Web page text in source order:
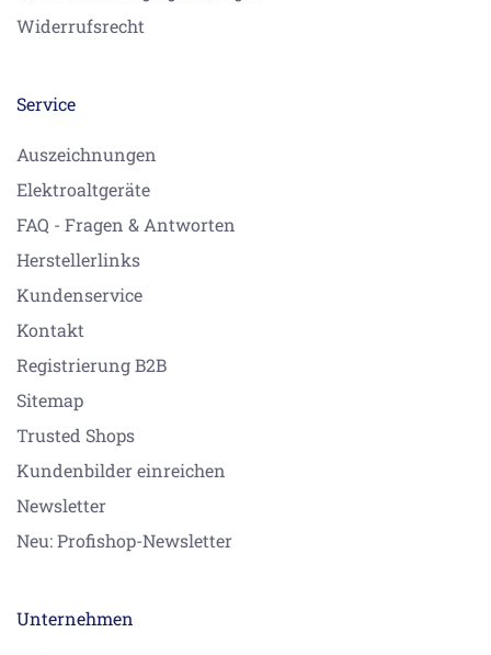
Widerrufsrecht
Service
Auszeichnungen
Elektroaltgeräte
FAQ - Fragen & Antworten
Herstellerlinks
Kundenservice
Kontakt
Registrierung B2B
Sitemap
Trusted Shops
Kundenbilder einreichen
Newsletter
Neu: Profishop-Newsletter
Unternehmen